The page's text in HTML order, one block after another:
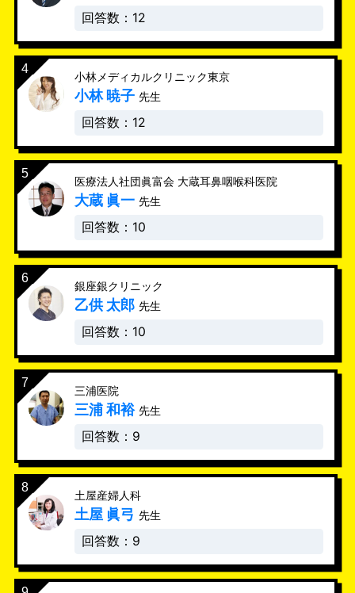
回答数：12
小林メディカルクリニック東京
小林 暁子 先生
回答数：12
医療法人社団眞富会 大蔵耳鼻咽喉科医院
大蔵 眞一 先生
回答数：10
銀座銀クリニック
乙供 太郎 先生
回答数：10
三浦医院
三浦 和裕 先生
回答数：9
土屋産婦人科
土屋 眞弓 先生
回答数：9